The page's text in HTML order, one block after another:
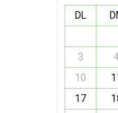
DL
3
10
17